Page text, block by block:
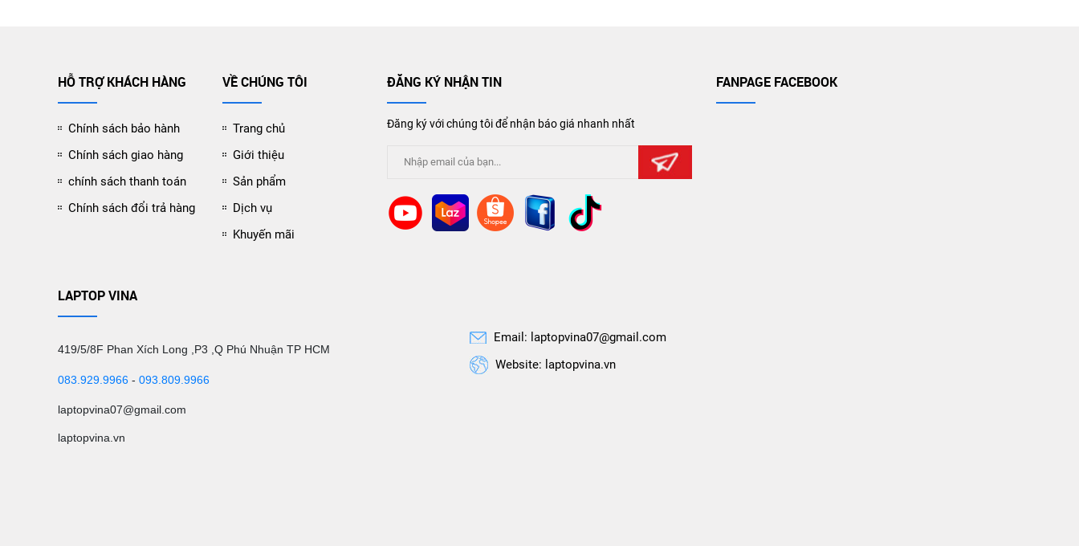
HỖ TRỢ KHÁCH HÀNG
Chính sách bảo hành
Chính sách giao hàng
chính sách thanh toán
Chính sách đổi trả hàng
VỀ CHÚNG TÔI
Trang chủ
Giới thiệu
Sản phẩm
Dịch vụ
Khuyến mãi
ĐĂNG KÝ NHẬN TIN
Đăng ký với chúng tôi để nhận báo giá nhanh nhất
FANPAGE FACEBOOK
LAPTOP VINA
419/5/8F Phan Xích Long ,P3 ,Q Phú Nhuận TP HCM
083.929.9966 - 093.809.9966
laptopvina07@gmail.com
laptopvina.vn
Email: laptopvina07@gmail.com
Website: laptopvina.vn